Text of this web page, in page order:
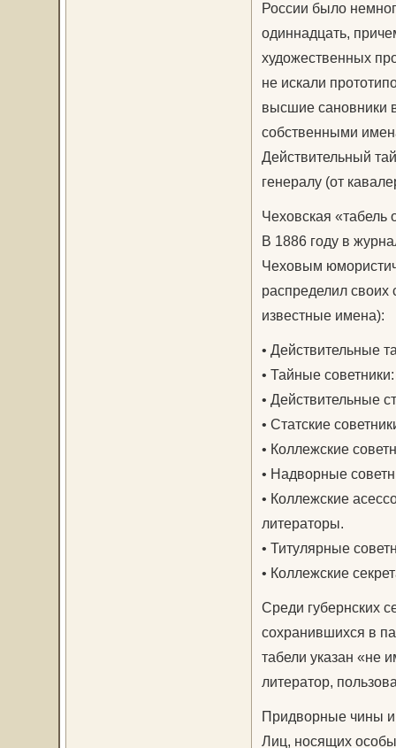
России было
одиннадцать,
художественных
не искали
высшие сановники
собственными
Действительный
генералу (от
Чеховская «табель
В 1886 году в
Чеховым
распределил своих
известные имена):
• Действительные
• Тайные
• Действительные
• Статские
• Коллежские
• Надворные
• Коллежские
литераторы.
• Титулярные
• Коллежские
Среди губернских
сохранившихся в
табели указан «не
литератор,
Придворные чины и
Лиц, носящих